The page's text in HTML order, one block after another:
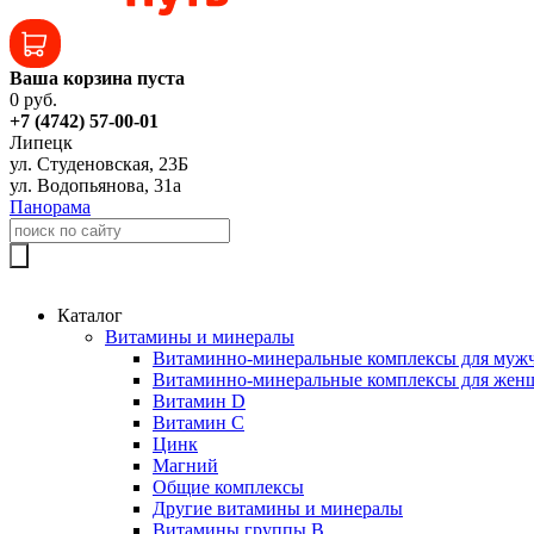
Ваша корзина пуста
0 руб.
+7 (4742) 57-00-01
Липецк
ул. Студеновская, 23Б
ул. Водопьянова, 31а
Панорама
Каталог
Витамины и минералы
Витаминно-минеральные комплексы для
Витаминно-минеральные комплексы для
Витамин D
Витамин C
Цинк
Магний
Общие комплексы
Другие витамины и минералы